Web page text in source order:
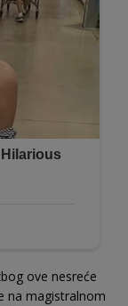
ove nesreće
na magistralnom